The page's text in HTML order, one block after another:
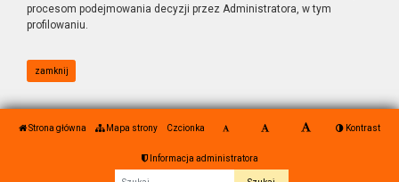
procesom podejmowania decyzji przez Administratora, w tym
profilowaniu.
zamknij
Strona główna Mapa strony Czcionka Kontrast
Informacja administratora